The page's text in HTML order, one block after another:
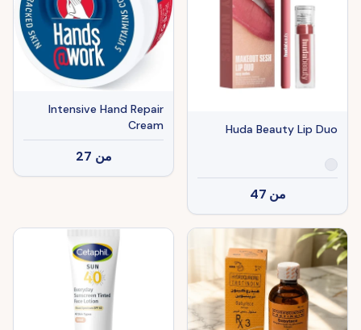
Huda Beauty Lip Duo
من 47
Intensive Hand Repair
Cream
من 27